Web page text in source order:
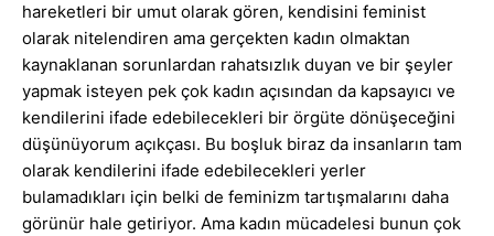
hareketleri bir umut olarak gören, kendisini feminist
olarak nitelendiren ama gerçekten kadın olmaktan
kaynaklanan sorunlardan rahatsızlık duyan ve bir şeyler
yapmak isteyen pek çok kadın açısından da kapsayıcı ve
kendilerini ifade edebilecekleri bir örgüte dönüşeceğini
düşünüyorum açıkçası. Bu boşluk biraz da insanların tam
olarak kendilerini ifade edebilecekleri yerler
bulamadıkları için belki de feminizm tartışmalarını daha
görünür hale getiriyor. Ama kadın mücadelesi bunun çok